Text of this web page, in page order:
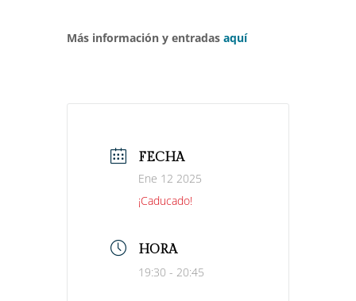
Más información y entradas aquí
FECHA
Ene 12 2025
¡Caducado!
HORA
19:30 - 20:45